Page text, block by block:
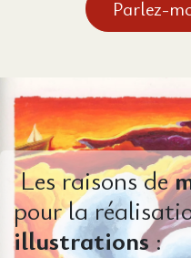
Parlez-
Les raisons de
pour la
illustrations: